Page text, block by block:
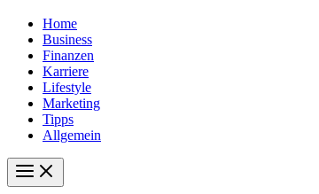
Home
Business
Finanzen
Karriere
Lifestyle
Marketing
Tipps
Allgemein